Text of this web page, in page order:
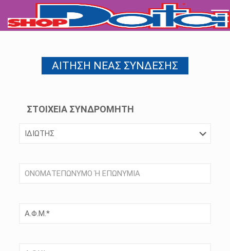
ΑΙΤΗΣΗ ΝΕΑΣ ΣΥΝΔΕΣΗΣ
ΣΤΟΙΧΕΙΑ ΣΥΝΔΡΟΜΗΤΗ